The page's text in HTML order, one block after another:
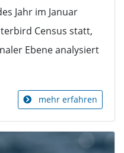
Jahr im Januar
Census statt,
Ebene analysiert
mehr erfahren